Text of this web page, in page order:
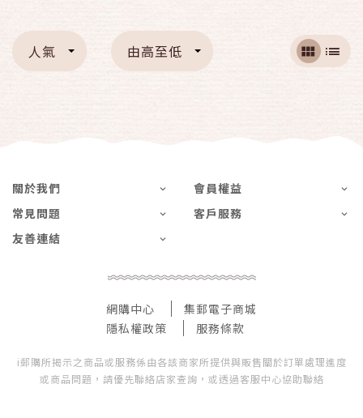
人氣 由高至低
關於我們
會員權益
常見問題
客戶服務
友善連結
網購中心
集郵電子商城
隱私權政策
服務條款
i郵購所揭示之商品或服務係由各該商家所提供與販售關於訂單處理進度
或商品問題，請優先聯絡店家查詢，或透過客服中心協助聯絡